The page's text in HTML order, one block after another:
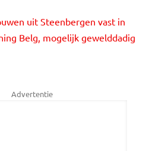
uit Steenbergen vast in
Belg, mogelijk gewelddadig
Advertentie